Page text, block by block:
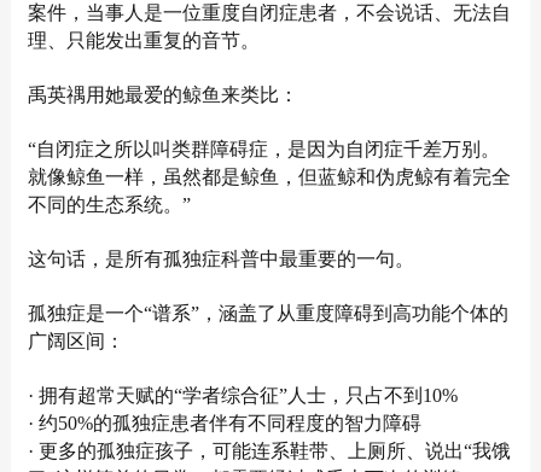
案件，当事人是一位重度自闭症患者，不会说话、无法自
理、只能发出重复的音节。
禹英禑用她最爱的鲸鱼来类比：
“自闭症之所以叫类群障碍症，是因为自闭症千差万别。
就像鲸鱼一样，虽然都是鲸鱼，但蓝鲸和伪虎鲸有着完全
不同的生态系统。”
这句话，是所有孤独症科普中最重要的一句。
孤独症是一个“谱系”，涵盖了从重度障碍到高功能个体的
广阔区间：
· 拥有超常天赋的“学者综合征”人士，只占不到10%
· 约50%的孤独症患者伴有不同程度的智力障碍
· 更多的孤独症孩子，可能连系鞋带、上厕所、说出“我饿